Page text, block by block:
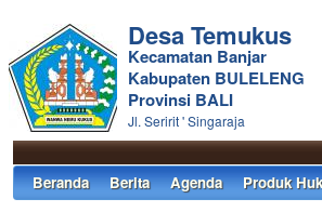
Desa Temukus
Kecamatan Banjar
Kabupaten BULELENG
Provinsi BALI
Jl. Seririt ' Singaraja
Beranda Berita Agenda Produk